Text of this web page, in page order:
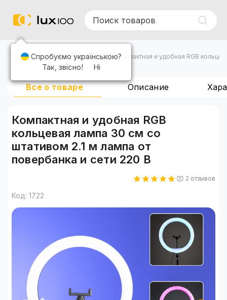
Кольцевые лампы Компактная и удобная RGB
Все о товаре Описание
Компактная и удобная RGB
кольцевая лампа 30 см со
штативом 2.1 м лампа от
повербанка и сети 220 В
2 отзывов
Код: 1722
Спробуємо українською?
Так, звісно! Ні